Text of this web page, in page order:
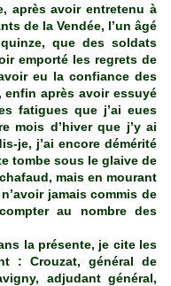
après avoir entretenu à
de la Vendée, l’un âgé
que des soldats
emporté les regrets de
eu la confiance des
enfin après avoir essuyé
fatigues que j’ai eues
mois d’hiver que j’y ai
je, j’ai encore démérité
tombe sous le glaive de
mais en mourant
jamais commis de
au nombre des
la présente, je cite les
: Crouzat, général de
adjudant général,